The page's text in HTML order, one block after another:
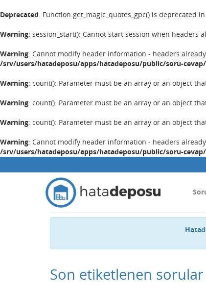
Deprecated: Function get_magic_quotes_gpc() is deprecated in
Warning: session_start(): Cannot start session when headers
Warning: Cannot modify header information - headers
/srv/users/hatadeposu/apps/hatadeposu/public/soru-
Warning: count(): Parameter must be an array or an object
Warning: count(): Parameter must be an array or an object
Warning: count(): Parameter must be an array or an object
Warning: Cannot modify header information - headers
/srv/users/hatadeposu/apps/hatadeposu/public/soru-
Son etiketlenen